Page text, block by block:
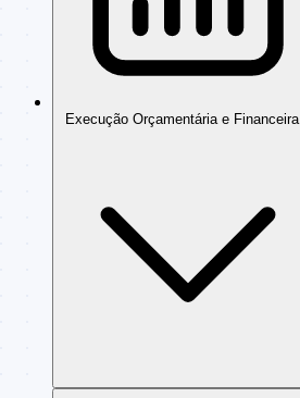
Execução Orçamentária e Financeira